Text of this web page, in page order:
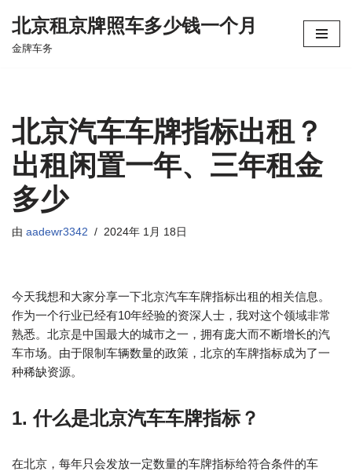
跳
北京租京牌照车多少钱一个月
金牌车务
北京汽车车牌指标出租？
出租闲置一年、三年租金
多少
由 aadewr3342 2024年 1月 18日
今天我想和大家分享一下北京汽车车牌指标出租的相关信息。
作为一个行业已经有10年经验的资深人士，我对这个领域非常
熟悉。北京是中国最大的城市之一，拥有庞大而不断增长的汽
车市场。由于限制车辆数量的政策，北京的车牌指标成为了一
种稀缺资源。
1. 什么是北京汽车车牌指标？
在北京，每年只会发放一定数量的车牌指标给符合条件的车